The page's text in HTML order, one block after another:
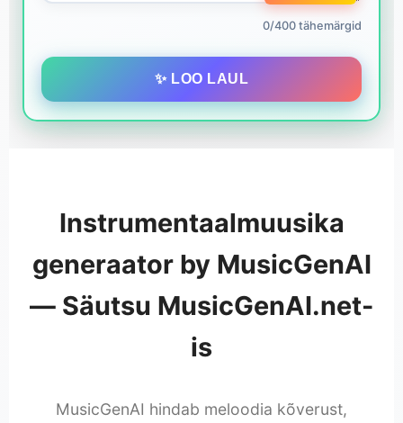
0/400 tähemärgid
✨ LOO LAUL
Instrumentaalmuusika
generaator by MusicGenAI
— Säutsu MusicGenAI.net-
is
MusicGenAI hindab meloodia kõverust,